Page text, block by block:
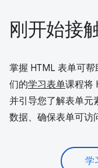
刚开始接
掌握 HTML 表单可
们的学习表单课程将
并引导您了解表单元
数据、确保表单可访
学